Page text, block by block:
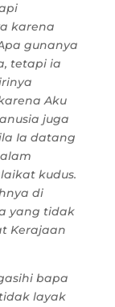
karena
gunanya
tetapi ia
Aku
juga
Ia datang
kudus.
di
yang tidak
Kerajaan
bapa
layak